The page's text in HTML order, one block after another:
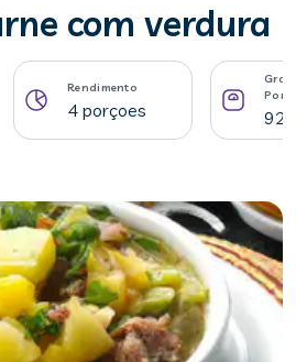
com verdura
Rendimento
4 porçoes 92